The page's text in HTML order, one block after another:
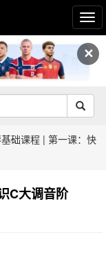
✕
础课程 | 第一课：快
C大调音阶